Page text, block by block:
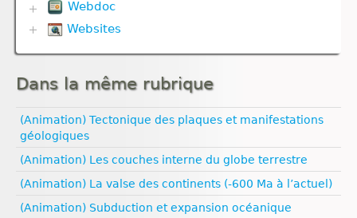
Génétique
Géodynamique externe
Géodynamique interne
Molécule
Nutrition animale
Reproduction
Reproduction animale
Reproduction végétale
Univers et planètes
Gestes techniques
Nutrition
Divers
Evolution
Nutrition
Ressources naturelles et pollution
Communication hormonale
Communication nerveuse
Corps humain
Défense immunitaire
Nutrition
Reproduction
Reproduction animale
Webdoc
Biodiversité
Défense immunitaire
Evolution
Génétique
Géodynamique interne
Ressources naturelles et pollution
Websites
Esprit critique
Géologie
Médias
Pédagogie
Santé
Sexualité
Vulgarisation scientifique
Égalité filles‑garçons
Dans la même rubrique
(Animation) Tectonique des plaques et manifestations
géologiques
(Animation) Les couches interne du globe terrestre
(Animation) La valse des continents (-600 Ma à l’actuel)
(Animation) Subduction et expansion océanique